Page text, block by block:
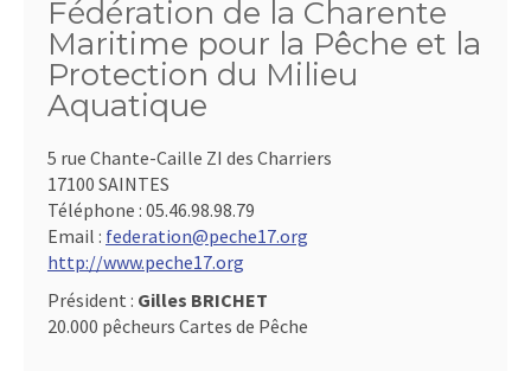
Fédération de la Charente
Maritime pour la Pêche et la
Protection du Milieu
Aquatique
5 rue Chante-Caille ZI des Charriers
17100 SAINTES
Téléphone : 05.46.98.98.79
Email : federation@peche17.org
http://www.peche17.org
Président : Gilles BRICHET
20.000 pêcheurs Cartes de Pêche